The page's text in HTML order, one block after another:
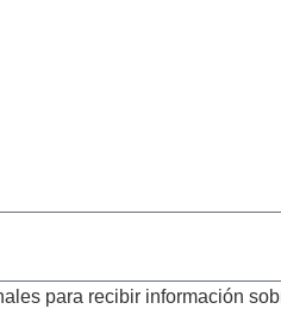
para recibir información